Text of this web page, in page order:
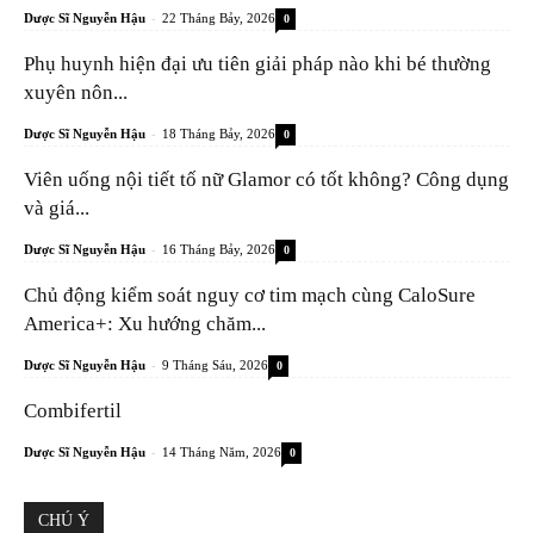
Dược Sĩ Nguyễn Hậu - 22 Tháng Bảy, 2026 0
Phụ huynh hiện đại ưu tiên giải pháp nào khi bé thường
xuyên nôn...
Dược Sĩ Nguyễn Hậu - 18 Tháng Bảy, 2026 0
Viên uống nội tiết tố nữ Glamor có tốt không? Công dụng
và giá...
Dược Sĩ Nguyễn Hậu - 16 Tháng Bảy, 2026 0
Chủ động kiểm soát nguy cơ tim mạch cùng CaloSure
America+: Xu hướng chăm...
Dược Sĩ Nguyễn Hậu - 9 Tháng Sáu, 2026 0
Combifertil
Dược Sĩ Nguyễn Hậu - 14 Tháng Năm, 2026 0
CHÚ Ý